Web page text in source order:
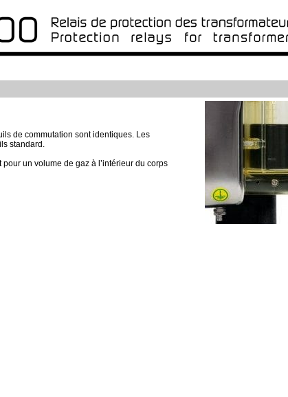
de commutation sont identiques. Les
standard.
un volume de gaz à l’intérieur du corps